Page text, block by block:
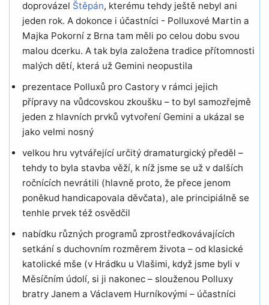
doprovázel Štěpán, kterému tehdy ještě nebyl ani
jeden rok. A dokonce i účastníci - Polluxové Martin a
Majka Pokorní z Brna tam měli po celou dobu svou
malou dcerku. A tak byla založena tradice přítomnosti
malých dětí, která už Gemini neopustila
prezentace Polluxů pro Castory v rámci jejich
přípravy na vůdcovskou zkoušku – to byl samozřejmě
jeden z hlavních prvků vytvoření Gemini a ukázal se
jako velmi nosný
velkou hru vytvářející určitý dramaturgický předěl –
tehdy to byla stavba věží, k níž jsme se už v dalších
ročnících nevrátili (hlavně proto, že přece jenom
poněkud handicapovala děvčata), ale principiálně se
tenhle prvek též osvědčil
nabídku různých programů zprostředkovávajících
setkání s duchovním rozměrem života – od klasické
katolické mše (v Hrádku u Vlašimi, když jsme byli v
Měsíčním údolí, si ji nakonec – slouženou Polluxy
bratry Janem a Václavem Hurníkovými – účastníci